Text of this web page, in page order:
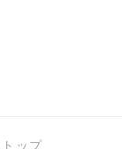
トップ